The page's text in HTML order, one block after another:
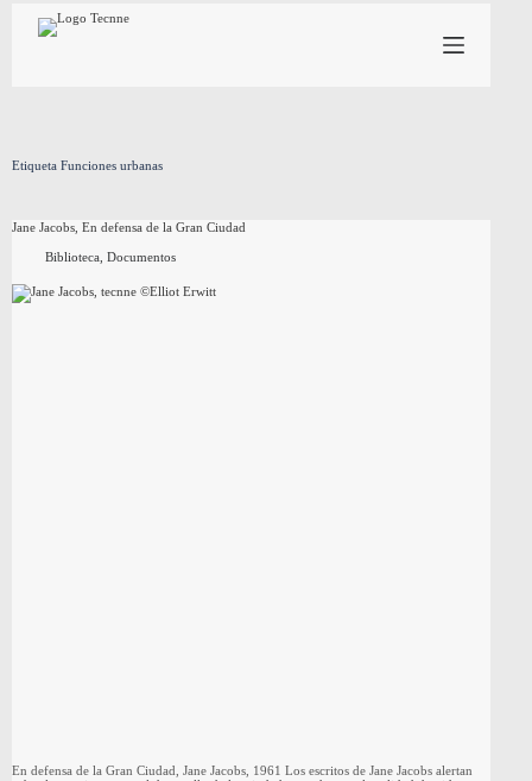
contenido
Etiqueta Funciones urbanas
Jane Jacobs, En defensa de la Gran Ciudad
Biblioteca, Documentos
En defensa de la Gran Ciudad, Jane Jacobs, 1961 Los escritos de Jane Jacobs alertan